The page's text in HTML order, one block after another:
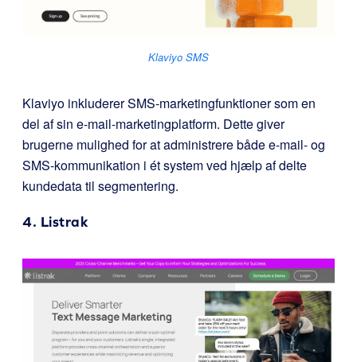
Klaviyo SMS
Klaviyo inkluderer SMS-marketingfunktioner som en
del af sin e-mail-marketingplatform. Dette giver
brugerne mulighed for at administrere både e-mail- og
SMS-kommunikation i ét system ved hjælp af delte
kundedata til segmentering.
4. Listrak